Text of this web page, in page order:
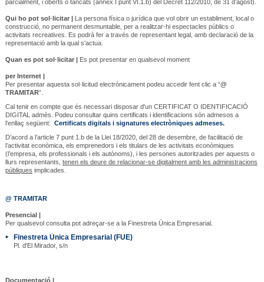
parcialment, i oberts o tancats (annex I punt VI.1.b) del Decret 112/2010, de 31 d’agost).
Qui ho pot sol·licitar | La persona física o jurídica que vol obrir un establiment, local o
construcció, no permanent desmuntable, per a realitzar-hi espectacles públics o
activitats recreatives. Es podrà fer a través de representant legal, amb declaració de la
representació amb la qual s’actua.
Quan es pot sol·licitar | Es pot presentar en qualsevol moment
per Internet |
Per presentar aquesta sol·licitud electrònicament podeu accedir fent clic a “@
TRAMITAR”.
Cal tenir en compte que és necessari disposar d'un CERTIFICAT O IDENTIFICACIÓ
DIGITAL admès. Podeu consultar quins certificats i identificacions són admesos a
l'enllaç següent: Certificats digitals i signatures electròniques admeses.
D’acord a l’article 7 punt 1.b de la Llei 18/2020, del 28 de desembre, de facilitació de
l’activitat econòmica, els emprenedors i els titulars de les activitats econòmiques
(l’empresa, els professionals i els autònoms), i les persones autoritzades per aquests o
llurs representants, tenen els deure de relacionar-se digitalment amb les administracions
públiques implicades.
@ TRAMITAR
Presencial |
Per qualsevol consulta pot adreçar-se a la Finestreta Única Empresarial.
Finestreta Única Empresarial (FUE)
Pl. d'El Mirador, s/n
Documentació |